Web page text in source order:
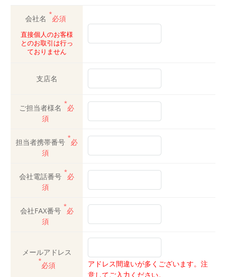
会社名
*
必須
直接個人のお客様
とのお取引は行っ
ておりません
支店名
ご担当者様名
*
必
須
担当者携帯番号
*
必
須
会社電話番号
*
必
須
会社FAX番号
*
必
須
メールアドレス
*
必須
アドレス間違いが多くございます。注
意してご入力ください。